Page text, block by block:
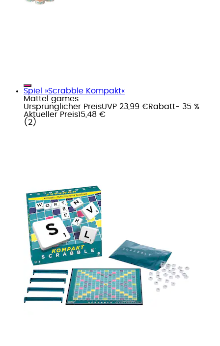
Spiel »Scrabble Kompakt«
Mattel games
Ursprünglicher PreisUVP 23,99 €Rabatt- 35 %
Aktueller Preis15,48 €
( 2 )